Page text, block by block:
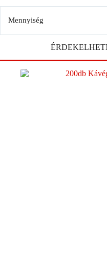
Mennyiség